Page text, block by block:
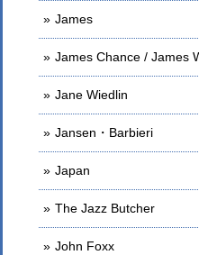
James
James Chance / James
Jane Wiedlin
Jansen・Barbieri
Japan
The Jazz Butcher
John Foxx